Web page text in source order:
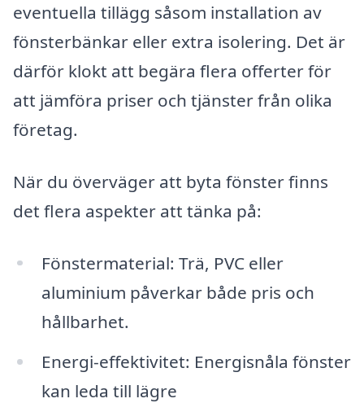
eventuella tillägg såsom installation av
fönsterbänkar eller extra isolering. Det är
därför klokt att begära flera offerter för
att jämföra priser och tjänster från olika
företag.
När du överväger att byta fönster finns
det flera aspekter att tänka på:
Fönstermaterial: Trä, PVC eller
aluminium påverkar både pris och
hållbarhet.
Energi-effektivitet: Energisnåla fönster
kan leda till lägre